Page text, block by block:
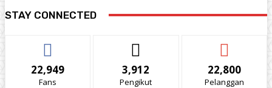
STAY CONNECTED
22,949
Fans
3,912
Pengikut
22,800
Pelanggan